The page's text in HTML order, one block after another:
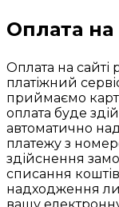
Оплата на
Оплата на сайті
платіжний
приймаємо
оплата буде
автоматично
платежу з
здійснення
списання
надходження